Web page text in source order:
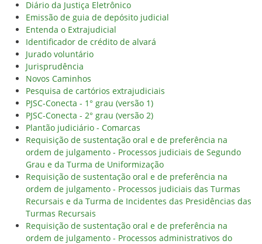
Diário da Justiça Eletrônico
Emissão de guia de depósito judicial
Entenda o Extrajudicial
Identificador de crédito de alvará
Jurado voluntário
Jurisprudência
Novos Caminhos
Pesquisa de cartórios extrajudiciais
PJSC-Conecta - 1° grau (versão 1)
PJSC-Conecta - 2° grau (versão 2)
Plantão judiciário - Comarcas
Requisição de sustentação oral e de preferência na
ordem de julgamento - Processos judiciais de Segundo
Grau e da Turma de Uniformização
Requisição de sustentação oral e de preferência na
ordem de julgamento - Processos judiciais das Turmas
Recursais e da Turma de Incidentes das Presidências das
Turmas Recursais
Requisição de sustentação oral e de preferência na
ordem de julgamento - Processos administrativos do